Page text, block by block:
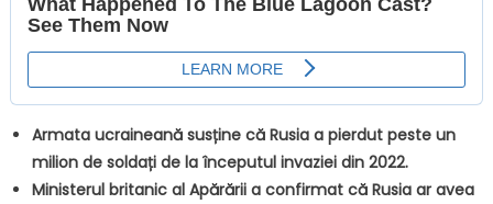
Armata ucraineană susține că Rusia a pierdut peste un
milion de soldați de la începutul invaziei din 2022.
Ministerul britanic al Apărării a confirmat că Rusia ar avea